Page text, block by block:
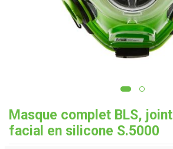
Masque complet BLS, joint
facial en silicone S.5000